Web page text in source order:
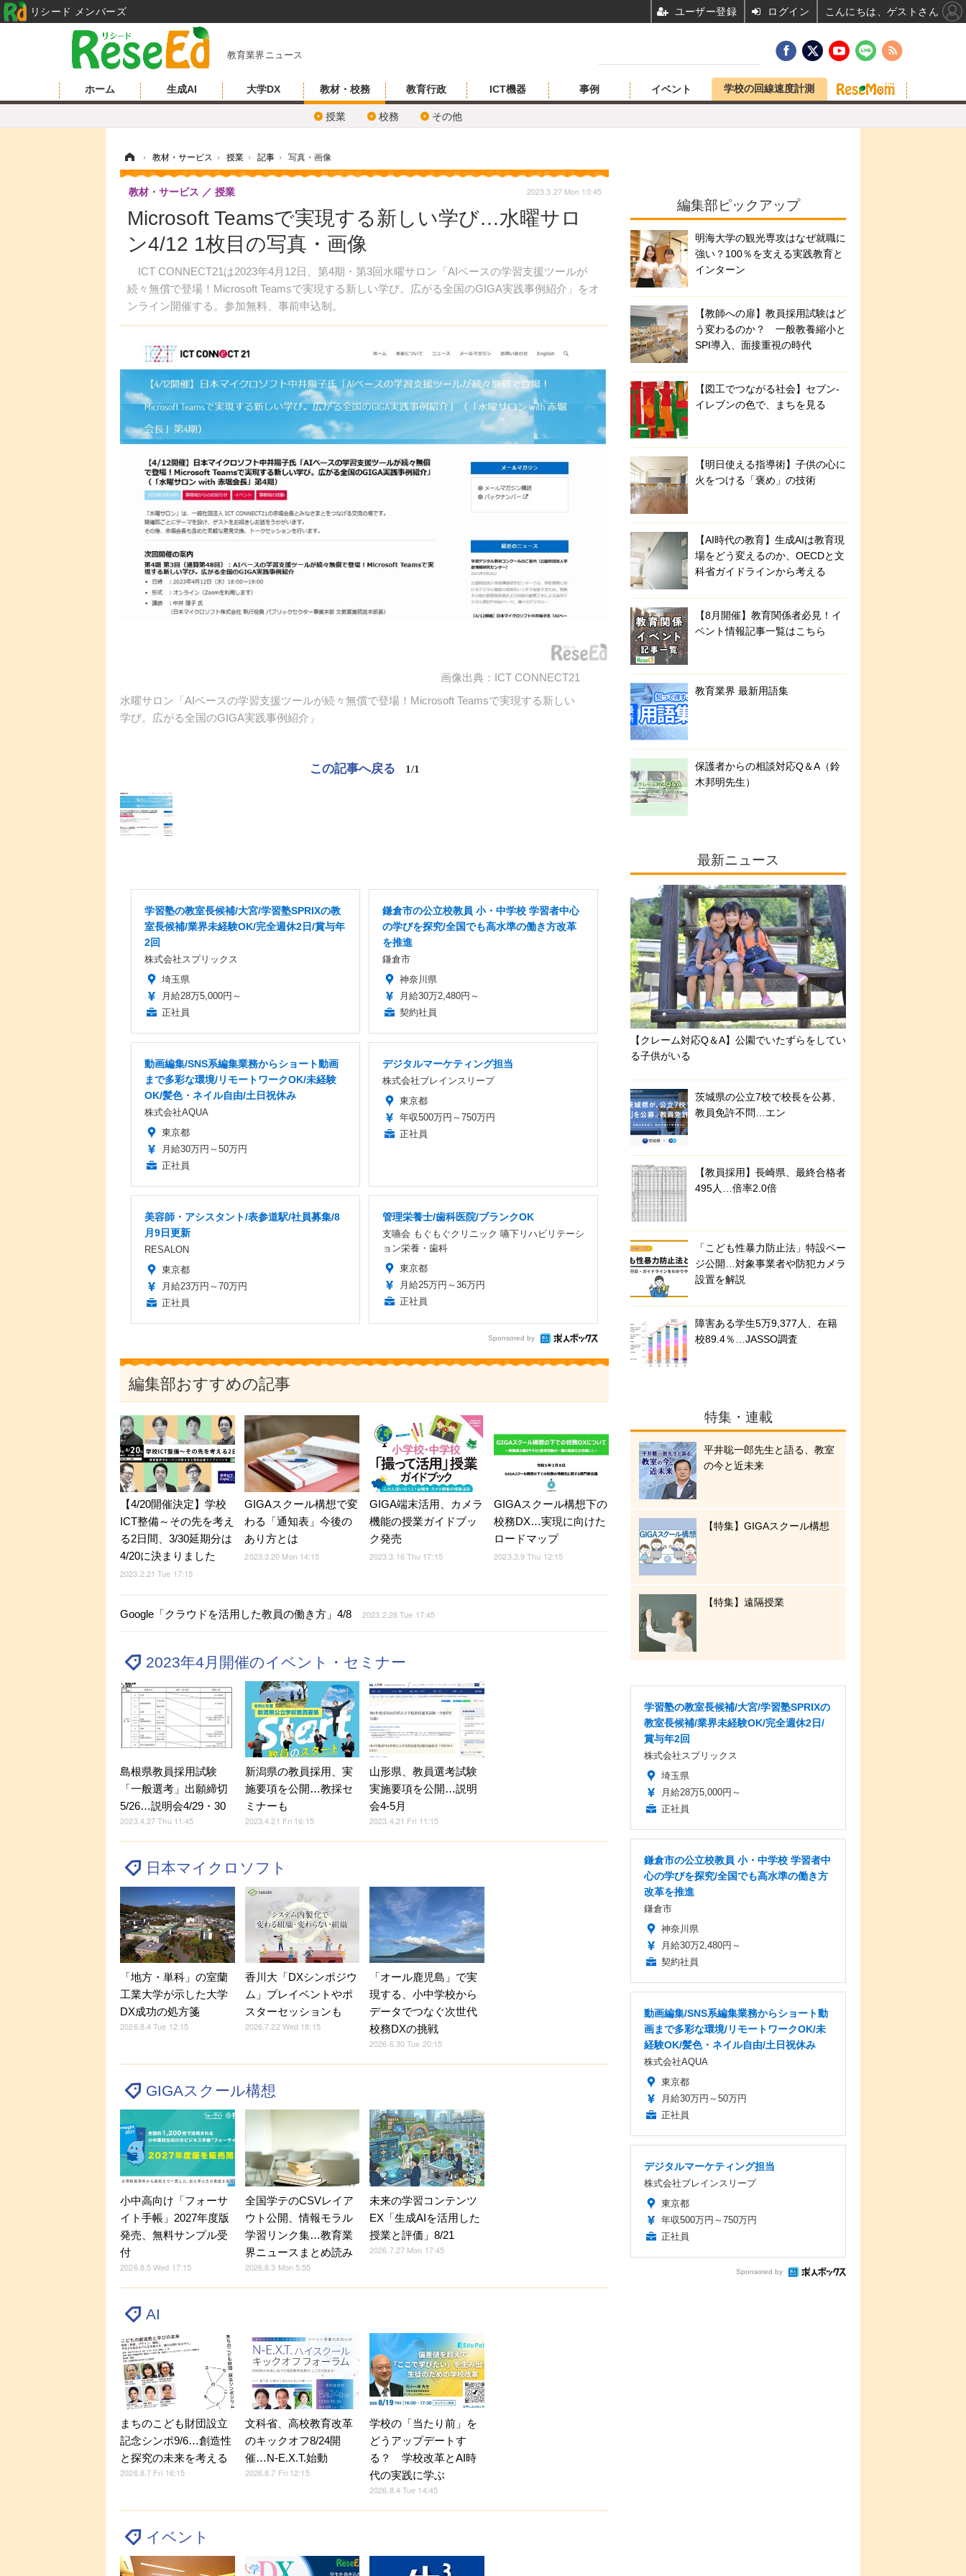
教育業界ニュース
ホーム 生成AI 大学DX 教材・校務
授業 校務 その他
教育行政 ICT機器 事例 イベント 学校の回線速度計測
› 教材・サービス › 授業 › 記事 › 写真・画像
Microsoft Teamsで実現する新しい学び…水曜サロ
ン4/12 1枚目の写真・画像
ICT CONNECT21は2023年4月12日、第4期・第3回水曜サロン「AIベースの学習支援ツールが
続々無償で登場！Microsoft Teamsで実現する新しい学び。広がる全国のGIGA実践事例紹介」をオ
ンライン開催する。参加無料、事前申込制。
教材・サービス 授業 2023.3.27 Mon 10:45
画像出典：ICT CONNECT21
水曜サロン「AIベースの学習支援ツールが続々無償で登場！Microsoft Teamsで実現する新しい
学び。広がる全国のGIGA実践事例紹介」
この記事へ戻る 1/1
学習塾の教室長候補/大宮/学習塾SPRIXの教
室長候補/業界未経験OK/完全週休2日/賞与年
2回
株式会社スプリックス
埼玉県
月給28万5,000円～
正社員
鎌倉市の公立校教員 小・中学校 学習者中心
の学びを探究/全国でも高水準の働き方改革
を推進
鎌倉市
神奈川県
月給30万2,480円～
契約社員
動画編集/SNS系編集業務からショート動画
まで多彩な環境/リモートワークOK/未経験
OK/髪色・ネイル自由/土日祝休み
株式会社AQUA
東京都
月給30万円～50万円
正社員
デジタルマーケティング担当
株式会社ブレインスリープ
東京都
年収500万円～750万円
正社員
美容師・アシスタント/表参道駅/社員募集/8
月9日更新
RESALON
東京都
月給23万円～70万円
正社員
管理栄養士/歯科医院/ブランクOK
支嚥会 もぐもぐクリニック 嚥下リハビリテーシ
ョン栄養・歯科
東京都
月給25万円～36万円
正社員
Sponsored by
編集部おすすめの記事
【4/20開催決定】学校
ICT整備～その先を考え
る2日間、3/30延期分は
4/20に決まりました
2023.2.21 Tue 17:15
GIGAスクール構想で変
わる「通知表」今後の
あり方とは
2023.3.20 Mon 14:15
GIGA端末活用、カメラ
機能の授業ガイドブッ
ク発売
2023.3.16 Thu 17:15
GIGAスクール構想下の
校務DX…実現に向けた
ロードマップ
2023.3.9 Thu 12:15
Google「クラウドを活用した教員の働き方」4/8 2023.2.28 Tue 17:45
2023年4月開催のイベント・セミナー
島根県教員採用試験
「一般選考」出願締切
5/26…説明会4/29・30
2023.4.27 Thu 11:45
新潟県の教員採用、実
施要項を公開…教採セ
ミナーも
2023.4.21 Fri 16:15
山形県、教員選考試験
実施要項を公開…説明
会4-5月
2023.4.21 Fri 11:15
日本マイクロソフト
「地方・単科」の室蘭
工業大学が示した大学
DX成功の処方箋
2026.8.4 Tue 12:15
香川大「DXシンポジウ
ム」プレイベントやポ
スターセッションも
2026.7.22 Wed 18:15
「オール鹿児島」で実
現する、小中学校から
データでつなぐ次世代
校務DXの挑戦
2026.6.30 Tue 20:15
GIGAスクール構想
小中高向け「フォーサ
イト手帳」2027年度版
発売、無料サンプル受
付
2026.8.5 Wed 17:15
全国学テのCSVレイア
ウト公開、情報モラル
学習リンク集…教育業
界ニュースまとめ読み
2026.8.3 Mon 5:55
未来の学習コンテンツ
EX「生成AIを活用した
授業と評価」8/21
2026.7.27 Mon 17:45
AI
まちのこども財団設立
記念シンポ9/6…創造性
と探究の未来を考える
2026.8.7 Fri 16:15
文科省、高校教育改革
のキックオフ8/24開
催…N-E.X.T.始動
2026.8.7 Fri 12:15
学校の「当たり前」を
どうアップデートす
る？ 学校改革とAI時
代の実践に学ぶ
2026.8.4 Tue 14:45
イベント
編集部ピックアップ
明海大学の観光専攻はなぜ就職に
強い？100％を支える実践教育と
インターン
【教師への扉】教員採用試験はど
う変わるのか？ 一般教養縮小と
SPI導入、面接重視の時代
【図工でつながる社会】セブン‐
イレブンの色で、まちを見る
【明日使える指導術】子供の心に
火をつける「褒め」の技術
【AI時代の教育】生成AIは教育現
場をどう変えるのか、OECDと文
科省ガイドラインから考える
【8月開催】教育関係者必見！イ
ベント情報記事一覧はこちら
教育業界 最新用語集
保護者からの相談対応Q＆A（鈴
木邦明先生）
最新ニュース
【クレーム対応Q＆A】公園でいたずらをしてい
る子供がいる
茨城県の公立7校で校長を公募、
教員免許不問…エン
【教員採用】長崎県、最終合格者
495人…倍率2.0倍
「こども性暴力防止法」特設ペー
ジ公開…対象事業者や防犯カメラ
設置を解説
障害ある学生5万9,377人、在籍
校89.4％…JASSO調査
特集・連載
平井聡一郎先生と語る、教室
の今と近未来
【特集】GIGAスクール構想
【特集】遠隔授業
学習塾の教室長候補/大宮/学習塾SPRIXの
教室長候補/業界未経験OK/完全週休2日/
賞与年2回
株式会社スプリックス
埼玉県
月給28万5,000円～
正社員
鎌倉市の公立校教員 小・中学校 学習者中
心の学びを探究/全国でも高水準の働き方
改革を推進
鎌倉市
神奈川県
月給30万2,480円～
契約社員
動画編集/SNS系編集業務からショート動
画まで多彩な環境/リモートワークOK/未
経験OK/髪色・ネイル自由/土日祝休み
株式会社AQUA
東京都
月給30万円～50万円
正社員
デジタルマーケティング担当
株式会社ブレインスリープ
東京都
年収500万円～750万円
正社員
Sponsored by
リシード メンバーズ ユーザー登録 ログイン こんにちは、ゲストさん